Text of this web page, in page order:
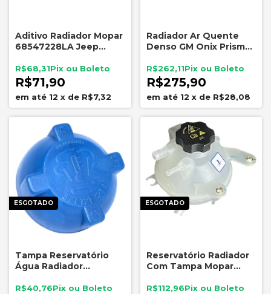
Aditivo Radiador Mopar
68547228LA Jeep
Fiat 1 Litro
R$71,90
R$68,31
12 x de R$7,32
Radiador Ar Quente
Denso GM Onix Prisma
R$275,90
R$262,11
12 x de R$28,08
ESGOTADO
Tampa Reservatório
Água Radiador
Azul
R$40,76
ESGOTADO
Reservatório Radiador
Com Tampa Mopar
52149365
R$112,96